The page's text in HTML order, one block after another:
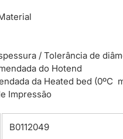
/ Tolerância de
do Hotend
da Heated bed (0ºC
Impressão
B0112049